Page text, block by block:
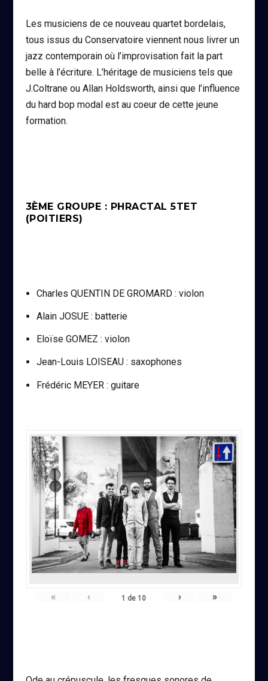
Les musiciens de ce nouveau quartet bordelais,
tous issus du Conservatoire viennent nous livrer un
jazz contemporain où l’improvisation fait la part
belle à l’écriture. L’héritage de musiciens tels que
J.Coltrane ou Allan Holdsworth, ainsi que l’influence
du hard bop modal est au coeur de cette jeune
formation.
3ÈME GROUPE : PHRACTAL 5TET
(POITIERS)
Charles QUENTIN DE GROMARD : violon
Alain JOSUE : batterie
Eloïse GOMEZ : violon
Jean-Louis LOISEAU : saxophones
Frédéric MEYER : guitare
« ‹ 1 de10 › »